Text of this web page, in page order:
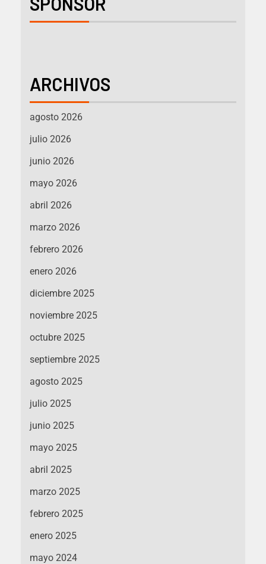
ARCHIVOS
agosto 2026
julio 2026
junio 2026
mayo 2026
abril 2026
marzo 2026
febrero 2026
enero 2026
diciembre 2025
noviembre 2025
octubre 2025
septiembre 2025
agosto 2025
julio 2025
junio 2025
mayo 2025
abril 2025
marzo 2025
febrero 2025
enero 2025
mayo 2024